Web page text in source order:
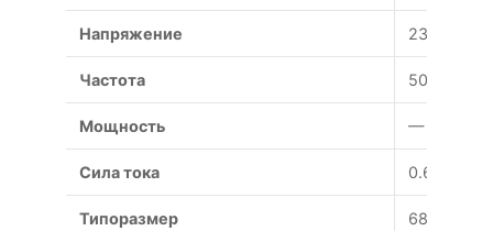
Напряжение 230 В
Частота 50 Гц
Мощность — Вт
Сила тока 0.6 А
Типоразмер 68 мм